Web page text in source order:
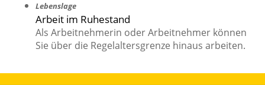
Lebenslage
Arbeit im Ruhestand
Als Arbeitnehmerin oder Arbeitnehmer können
Sie über die Regelaltersgrenze hinaus arbeiten.